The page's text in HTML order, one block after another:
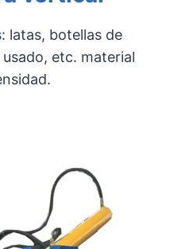
latas, botellas de
etc. material